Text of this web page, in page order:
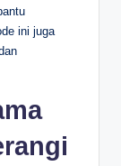
ini juga